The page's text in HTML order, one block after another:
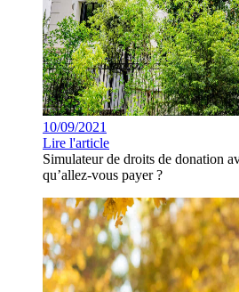
10/09/2021
Lire l'article
Simulateur de droits de donation
qu’allez-vous payer ?